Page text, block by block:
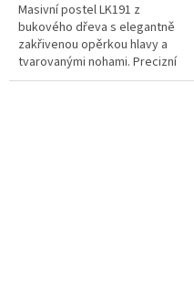
Masivní postel LK191 z
bukového dřeva s elegantně
zakřivenou opěrkou hlavy a
tvarovanými nohami. Precizní
české zpracování.